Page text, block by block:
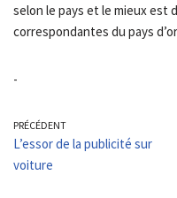
selon le pays et le mieux est
correspondantes du pays
-
PRÉCÉDENT
L’essor de la publicité sur
voiture